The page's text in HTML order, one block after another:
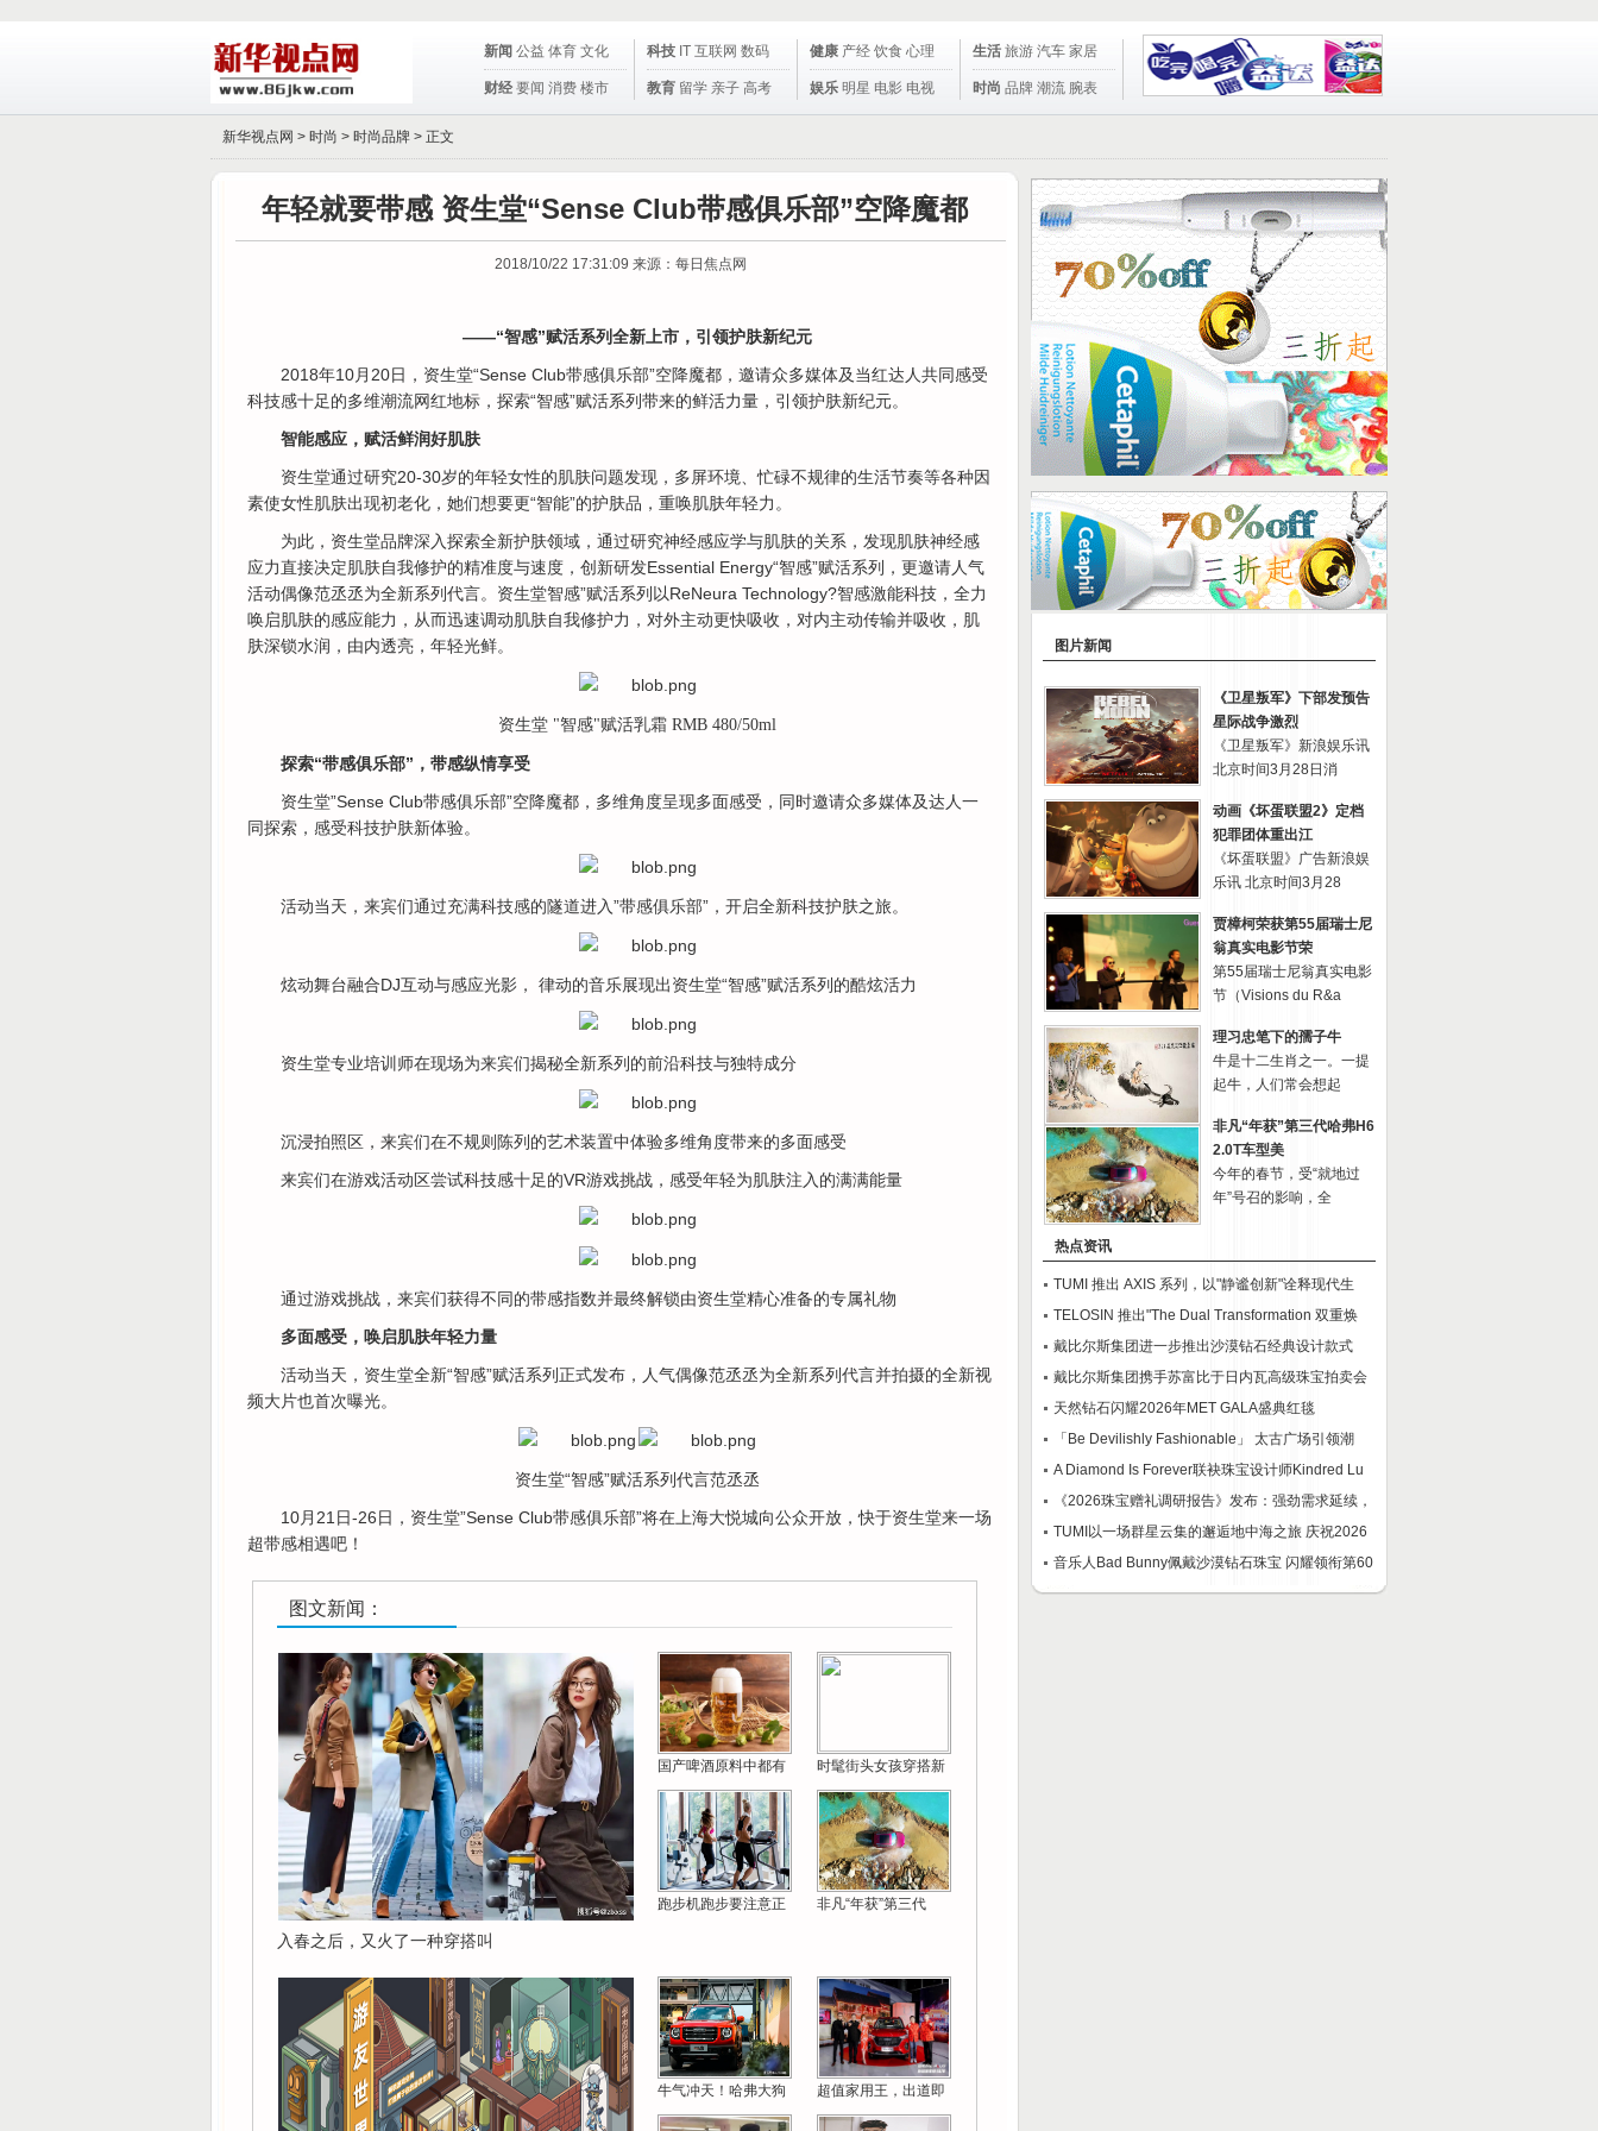
新闻 公益 体育 文化
财经 要闻 消费 楼市
科技 IT 互联网 数码
教育 留学 亲子 高考
健康 产经 饮食 心理
娱乐 明星 电影 电视
生活 旅游 汽车 家居
时尚 品牌 潮流 腕表
新华视点网 > 时尚 > 时尚品牌 > 正文
年轻就要带感 资生堂“Sense Club带感俱乐部”空降魔都
2018/10/22 17:31:09 来源：每日焦点网
——“智感”赋活系列全新上市，引领护肤新纪元
2018年10月20日，资生堂“Sense Club带感俱乐部”空降魔都，邀请众多媒体及当红达人共同感受
科技感十足的多维潮流网红地标，探索“智感”赋活系列带来的鲜活力量，引领护肤新纪元。
智能感应，赋活鲜润好肌肤
资生堂通过研究20-30岁的年轻女性的肌肤问题发现，多屏环境、忙碌不规律的生活节奏等各种因
素使女性肌肤出现初老化，她们想要更“智能”的护肤品，重唤肌肤年轻力。
为此，资生堂品牌深入探索全新护肤领域，通过研究神经感应学与肌肤的关系，发现肌肤神经感
应力直接决定肌肤自我修护的精准度与速度，创新研发Essential Energy“智感”赋活系列，更邀请人气
活动偶像范丞丞为全新系列代言。资生堂智感”赋活系列以ReNeura Technology?智感激能科技，全力
唤启肌肤的感应能力，从而迅速调动肌肤自我修护力，对外主动更快吸收，对内主动传输并吸收，肌
肤深锁水润，由内透亮，年轻光鲜。
资生堂 "智感"赋活乳霜 RMB 480/50ml
探索“带感俱乐部”，带感纵情享受
资生堂”Sense Club带感俱乐部”空降魔都，多维角度呈现多面感受，同时邀请众多媒体及达人一
同探索，感受科技护肤新体验。
活动当天，来宾们通过充满科技感的隧道进入”带感俱乐部”，开启全新科技护肤之旅。
炫动舞台融合DJ互动与感应光影， 律动的音乐展现出资生堂“智感”赋活系列的酷炫活力
资生堂专业培训师在现场为来宾们揭秘全新系列的前沿科技与独特成分
沉浸拍照区，来宾们在不规则陈列的艺术装置中体验多维角度带来的多面感受
来宾们在游戏活动区尝试科技感十足的VR游戏挑战，感受年轻为肌肤注入的满满能量
通过游戏挑战，来宾们获得不同的带感指数并最终解锁由资生堂精心准备的专属礼物
多面感受，唤启肌肤年轻力量
活动当天，资生堂全新“智感”赋活系列正式发布，人气偶像范丞丞为全新系列代言并拍摄的全新视
频大片也首次曝光。
资生堂“智感”赋活系列代言范丞丞
10月21日-26日，资生堂”Sense Club带感俱乐部”将在上海大悦城向公众开放，快于资生堂来一场
超带感相遇吧！
图文新闻：
入春之后，又火了一种穿搭叫
国产啤酒原料中都有 时髦街头女孩穿搭新
跑步机跑步要注意正 非凡“年获”第三代
牛气冲天！哈弗大狗 超值家用王，出道即
图片新闻
《卫星叛军》下部发预告
星际战争激烈
《卫星叛军》新浪娱乐讯
北京时间3月28日消
动画《坏蛋联盟2》定档
犯罪团体重出江
《坏蛋联盟》广告新浪娱
乐讯 北京时间3月28
贾樟柯荣获第55届瑞士尼
翁真实电影节荣
第55届瑞士尼翁真实电影
节（Visions du R&a
理习忠笔下的孺子牛
牛是十二生肖之一。一提
起牛，人们常会想起
非凡“年获”第三代哈弗H6
2.0T车型美
今年的春节，受“就地过
年”号召的影响，全
热点资讯
TUMI 推出 AXIS 系列，以"静谧创新"诠释现代生
TELOSIN 推出"The Dual Transformation 双重焕
戴比尔斯集团进一步推出沙漠钻石经典设计款式
戴比尔斯集团携手苏富比于日内瓦高级珠宝拍卖会
天然钻石闪耀2026年MET GALA盛典红毯
「Be Devilishly Fashionable」 太古广场引领潮
A Diamond Is Forever联袂珠宝设计师Kindred Lu
《2026珠宝赠礼调研报告》发布：强劲需求延续，
TUMI以一场群星云集的邂逅地中海之旅 庆祝2026
音乐人Bad Bunny佩戴沙漠钻石珠宝 闪耀领衔第60